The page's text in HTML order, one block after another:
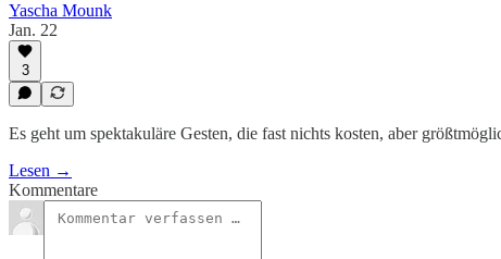
Yascha Mounk
Jan. 22
3
Es geht um spektakuläre Gesten, die fast nichts kosten, aber
Lesen →
Kommentare